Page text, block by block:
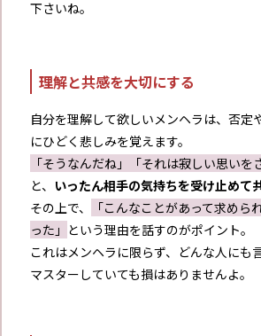
下さいね。
理解と共感を大切にする
自分を理解して欲しいメンヘラは、否定
にひどく悲しみを覚えます。
「そうなんだね」「それは寂しい思いを
と、 いったん相手の気持ちを受け止めて
その上で、
「こんなことがあって求めら
った」 という理由を話すのがポイント。
これはメンヘラに限らず、どんな人にも
マスターしていても損はありませんよ。